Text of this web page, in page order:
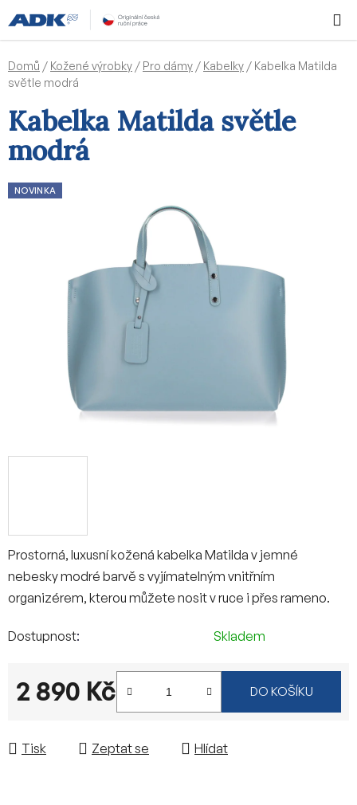
na
obsah
KOŠÍK
Domů / Kožené výrobky / Pro dámy / Kabelky / Kabelka Matilda
světle modrá
Prostorná, luxusní kožená kabelka Matilda v jemné
nebesky modré barvě s vyjímatelným vnitřním
organizérem, kterou můžete nosit v ruce i přes rameno.
Dostupnost Skladem
2 890 Kč DO KOŠÍKU
Tisk Zeptat se Hlídat
Kabelka Matilda světle
modrá
NOVINKA